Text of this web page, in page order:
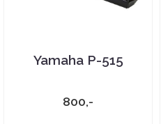
Yamaha P-515
800,-